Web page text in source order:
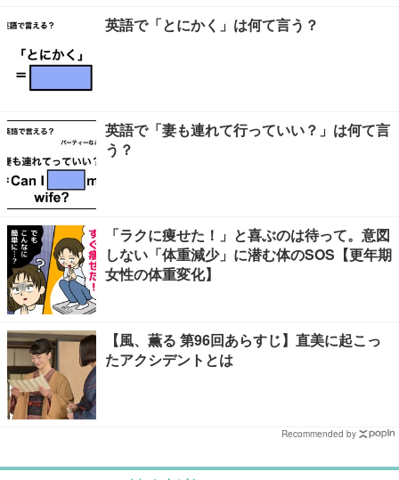
英語で「とにかく」は何て言う？
英語で「妻も連れて行っていい？」は何て言
う？
「ラクに痩せた！」と喜ぶのは待って。意図
しない「体重減少」に潜む体のSOS【更年期
女性の体重変化】
【風、薫る 第96回あらすじ】直美に起こっ
たアクシデントとは
Recommended by